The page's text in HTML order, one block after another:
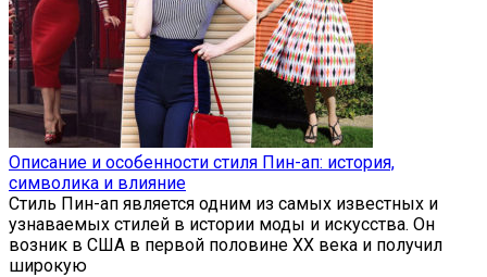
Описание и особенности стиля Пин-ап: история,
символика и влияние
Стиль Пин-ап является одним из самых известных и
узнаваемых стилей в истории моды и искусства. Он
возник в США в первой половине XX века и получил
широкую